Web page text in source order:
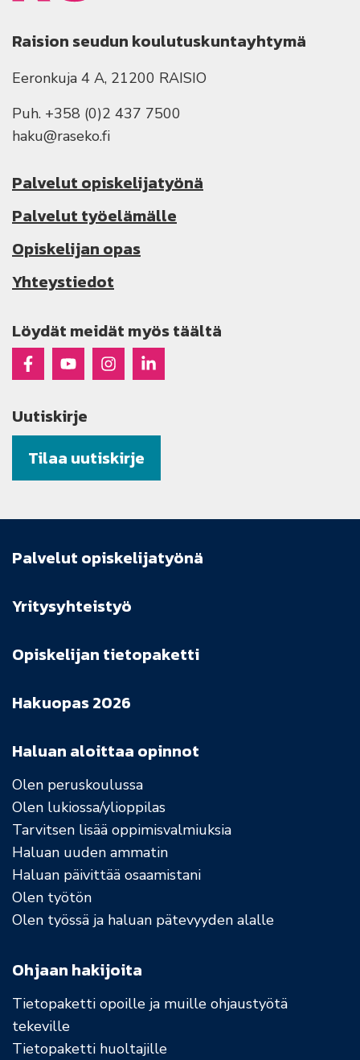
Raision seudun koulutuskuntayhtymä
Eeronkuja 4 A, 21200 RAISIO
Puh. +358 (0)2 437 7500
haku@raseko.fi
Palvelut opiskelijatyönä
Palvelut työelämälle
Opiskelijan opas
Yhteystiedot
Löydät meidät myös täältä
Raseko Facebookissa
Raseko Youtubessa
Raseko Instagramissa
Raseko Linkedinissä
Uutiskirje
Tilaa uutiskirje
Haluan aloittaa opinnot
Olen peruskoulussa
Olen lukiossa/ylioppilas
Tarvitsen lisää oppimisvalmiuksia
Haluan uuden ammatin
Haluan päivittää osaamistani
Olen työtön
Olen työssä ja haluan pätevyyden alalle
Ohjaan hakijoita
Tietopaketti opoille ja muille ohjaustyötä
tekeville
Tietopaketti huoltajille
Palvelut opiskelijatyönä
Yritysyhteistyö
Opiskelijan tietopaketti
Hakuopas 2026